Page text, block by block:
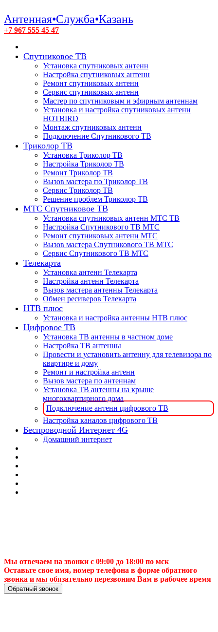
Антенная•Служба•Казань
+7 967 555 45 47
Спутниковое ТВ
Установка спутниковых антенн
Настройка спутниковых антенн
Ремонт спутниковых антенн
Сервис спутниковых антенн
Мастер по спутниковым и эфирным антеннам
Установка и настройка спутниковых антенн
HOTBIRD
Монтаж спутниковых антенн
Подключение Спутникового ТВ
Триколор ТВ
Установка Триколор ТВ
Настройка Триколор ТВ
Ремонт Триколор ТВ
Вызов мастера по Триколор ТВ
Сервис Триколор ТВ
Решение проблем Триколор ТВ
МТС Спутниковое ТВ
Установка спутниковых антенн МТС ТВ
Настройка Спутникового ТВ МТС
Ремонт спутниковых антенн МТС
Вызов мастера Спутникового ТВ МТС
Сервис Спутникового ТВ МТС
Телекарта
Установка антенн Телекарта
Настройка антенн Телекарта
Вызов мастера антенны Телекарта
Обмен ресиверов Телекарта
НТВ плюс
Установка и настройка антенны НТВ плюс
Цифровое ТВ
Установка ТВ антенны в частном доме
Настройка ТВ антенны
Провести и установить антенну для телевизора по
квартире и дому
Ремонт и настройка антенн
Вызов мастера по антеннам
Установка ТВ антенны на крыше
многоквартирного дома
Подключение антенн цифрового ТВ
Настройка каналов цифрового ТВ
Беспроводной Интернет 4G
Домашний интернет
Мы отвечаем на звонки с 09:00 до 18:00 по мск
Оставьте свое имя, номер телефона в форме обратного
звонка и мы обязательно перезвоним Вам в рабочее время
Обратный звонок